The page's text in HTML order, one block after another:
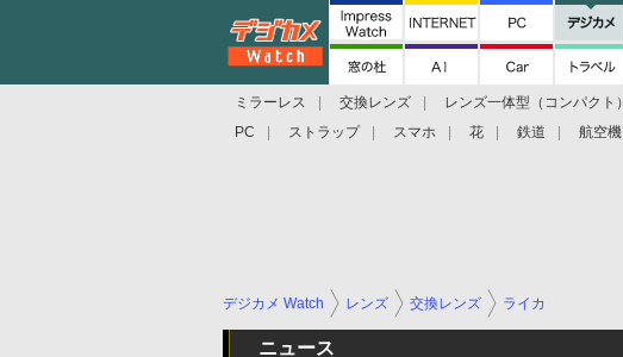
ミラーレス 交換レンズ レンズ一体型（コンパクト）
PC
ストラップ スマホ 花 鉄道 航空機
デジカメ Watch レンズ 交換レンズ ライカ
ニュース